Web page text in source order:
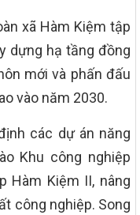
xã Hàm Kiệm tập
dựng hạ tầng đồng
mới và phấn đấu
vào năm 2030.
các dự án năng
Khu công nghiệp
Hàm Kiệm II, nâng
công nghiệp. Song